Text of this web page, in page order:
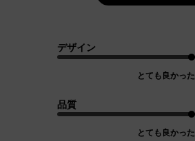
デザイン
とても良かった
品質
とても良かった